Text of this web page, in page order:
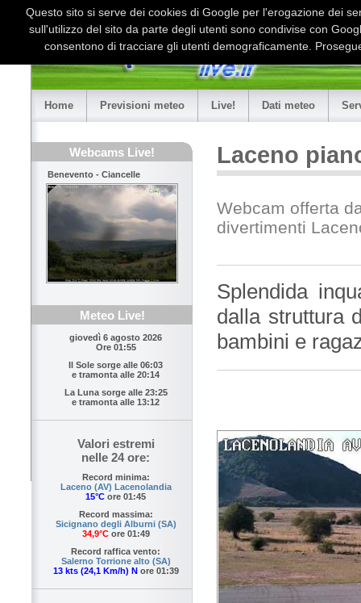
Home Previsioni meteo Live! Dati meteo
Webcams Live!
Benevento - Ciancelle
Meteo Live!
giovedì 6 agosto 2026
Ore 01:55
Il Sole sorge alle 06:03
e tramonta alle 20:14
La Luna sorge alle 23:25
e tramonta alle 13:12
Valori estremi
nelle 24 ore:
Record minima:
Laceno (AV) Lacenolandia
15°C ore 01:45
Record massima:
Sicignano degli Alburni (SA)
34,9°Core 01:49
Record raffica vento:
Salerno Torrione alto (SA)
13 kts (24,1 Km/h) N ore 01:39
Laceno
Webcam offerta
divertimenti
Splendida
dalla struttura
bambini e
Questo sito si serve dei cookies di Google per l'erogazione dei
sull'utilizzo del sito da parte degli utenti sono condivise con
consentono di tracciare gli utenti demograficamente.